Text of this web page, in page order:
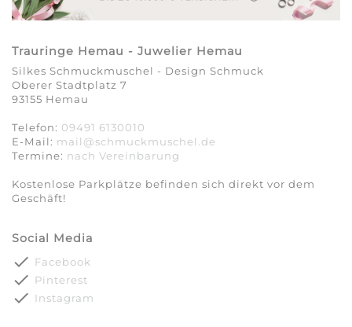
Trauringe Hemau - Juwelier Hemau
Silkes Schmuckmuschel - Design Schmuck
Oberer Stadtplatz 7
93155 Hemau
Telefon: 09491 6130010
E-Mail: mail@schmuckmuschel.de
Termine: nach Vereinbarung​​​​​​​
Kostenlose Parkplätze befinden sich direkt vor dem
Geschäft!
Social Media
done Facebook
done Pinterest
done Instagram